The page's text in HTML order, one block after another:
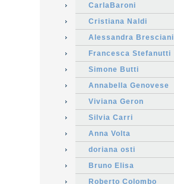
CarlaBaroni
Cristiana Naldi
Alessandra Bresciani
Francesca Stefanutti
Simone Butti
Annabella Genovese
Viviana Geron
Silvia Carri
Anna Volta
doriana osti
Bruno Elisa
Roberto Colombo